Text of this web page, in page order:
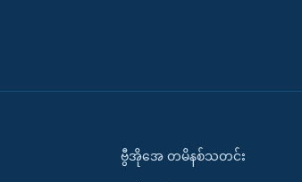
ဗွီအိုအေ တမိနစ်သတင်း